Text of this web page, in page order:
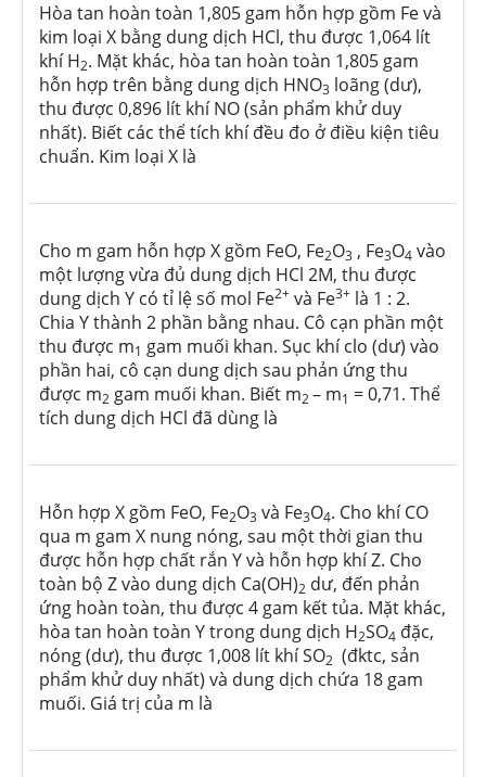
Hòa tan hoàn toàn 1,805 gam hỗn hợp gồm Fe và
kim loại X bằng dung dịch HCl, thu được 1,064 lít
khí H2. Mặt khác, hòa tan hoàn toàn 1,805 gam
hỗn hợp trên bằng dung dịch HNO3 loãng (dư),
thu được 0,896 lít khí NO (sản phẩm khử duy
nhất). Biết các thể tích khí đều đo ở điều kiện tiêu
chuẩn. Kim loại X là
Cho m gam hỗn hợp X gồm FeO, Fe2O3 , Fe3O4 vào
một lượng vừa đủ dung dịch HCl 2M, thu được
dung dịch Y có tỉ lệ số mol Fe2+ và Fe3+ là 1 : 2.
Chia Y thành 2 phần bằng nhau. Cô cạn phần một
thu được m1 gam muối khan. Sục khí clo (dư) vào
phần hai, cô cạn dung dịch sau phản ứng thu
được m2 gam muối khan. Biết m2– m1 = 0,71. Thể
tích dung dịch HCl đã dùng là
Hỗn hợp X gồm FeO, Fe2O3 và Fe3O4. Cho khí CO
qua m gam X nung nóng, sau một thời gian thu
được hỗn hợp chất rắn Y và hỗn hợp khí Z. Cho
toàn bộ Z vào dung dịch Ca(OH)2 dư, đến phản
ứng hoàn toàn, thu được 4 gam kết tủa. Mặt khác,
hòa tan hoàn toàn Y trong dung dịch H2SO4 đặc,
nóng (dư), thu được 1,008 lít khí SO2 (đktc, sản
phẩm khử duy nhất) và dung dịch chứa 18 gam
muối. Giá trị của m là